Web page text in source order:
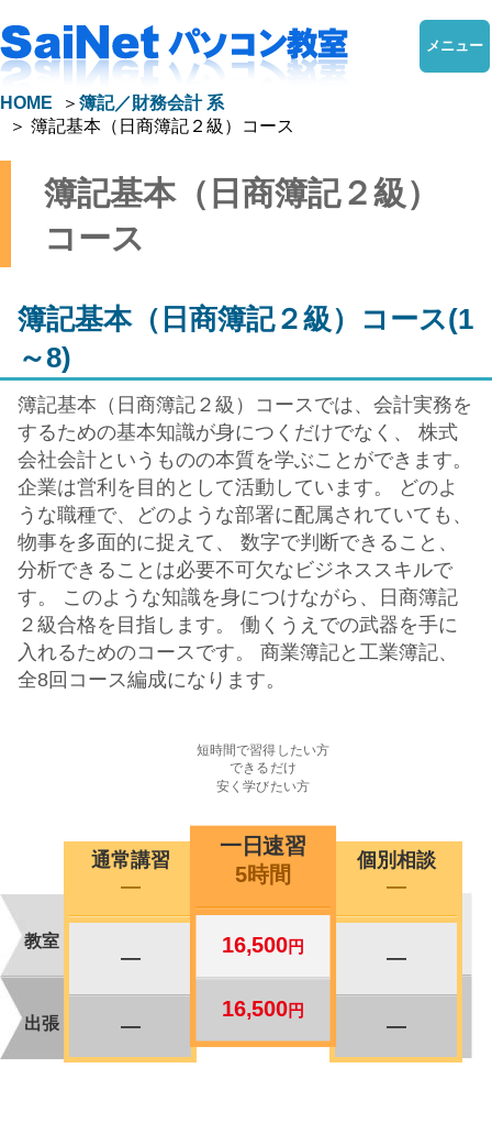
HOME
簿記／財務会計 系
簿記基本（日商簿記２級）コース
簿記基本（日商簿記２級）
コース
簿記基本（日商簿記２級）コース(1
～8)
簿記基本（日商簿記２級）コースでは、会計実務を
するための基本知識が身につくだけでなく、 株式
会社会計というものの本質を学ぶことができます。
企業は営利を目的として活動しています。 どのよ
うな職種で、どのような部署に配属されていても、
物事を多面的に捉えて、 数字で判断できること、
分析できることは必要不可欠なビジネススキルで
す。 このような知識を身につけながら、日商簿記
２級合格を目指します。 働くうえでの武器を手に
入れるためのコースです。 商業簿記と工業簿記、
全8回コース編成になります。
教室
出張
通常講習
―
―
―
短時間で習得したい方
できるだけ
安く学びたい方
一日速習
5時間
16,500円
16,500円
個別相談
―
―
―
メニュー